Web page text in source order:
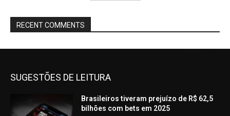
RECENT COMMENTS
SUGESTÕES DE LEITURA
Brasileiros tiveram prejuízo de R$ 62,5
bilhões com bets em 2025